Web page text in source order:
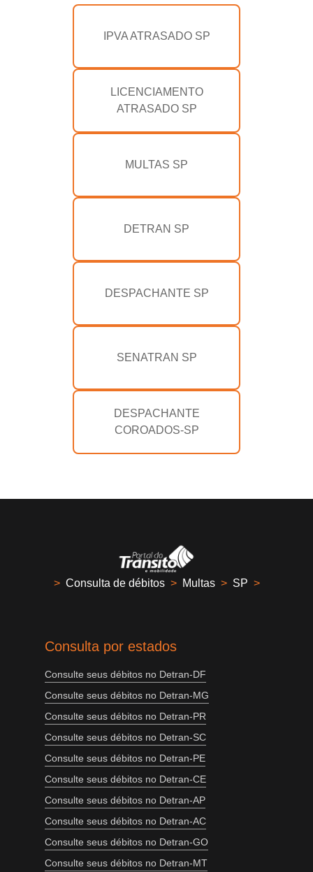
IPVA ATRASADO SP
LICENCIAMENTO
ATRASADO SP
MULTAS SP
DETRAN SP
DESPACHANTE SP
SENATRAN SP
DESPACHANTE
COROADOS-SP
> Consulta de débitos > Multas > SP >
Consulta por estados
Consulte seus débitos no Detran-DF
Consulte seus débitos no Detran-MG
Consulte seus débitos no Detran-PR
Consulte seus débitos no Detran-SC
Consulte seus débitos no Detran-PE
Consulte seus débitos no Detran-CE
Consulte seus débitos no Detran-AP
Consulte seus débitos no Detran-AC
Consulte seus débitos no Detran-GO
Consulte seus débitos no Detran-MT